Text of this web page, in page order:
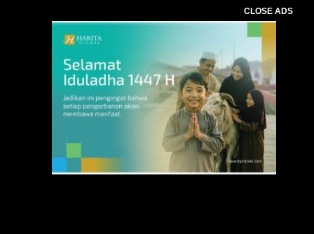
CLOSE ADS